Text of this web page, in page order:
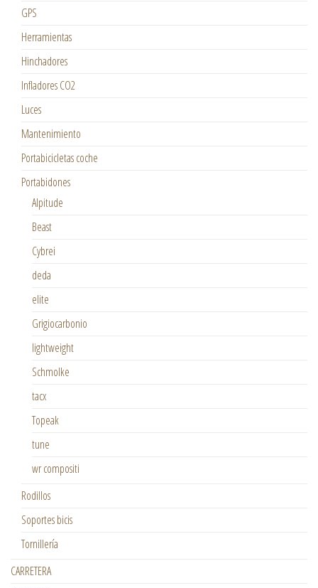
GPS
Herramientas
Hinchadores
Infladores CO2
Luces
Mantenimiento
Portabicicletas coche
Portabidones
Alpitude
Beast
Cybrei
deda
elite
Grigiocarbonio
lightweight
Schmolke
tacx
Topeak
tune
wr compositi
Rodillos
Soportes bicis
Tornillería
CARRETERA